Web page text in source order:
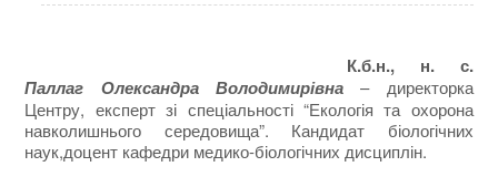
К.б.н., н. с.
Паллаг Олександра Володимирівна – директорка
Центру, експерт зі спеціальності “Екологія та охорона
навколишнього середовища”. Кандидат біологічних
наук,доцент кафедри медико-біологічних дисциплін.